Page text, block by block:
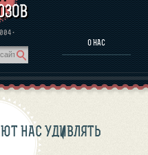
·
О НАС
ЛИЧНОСТЕЙ
НАС УДИВЛЯТЬ